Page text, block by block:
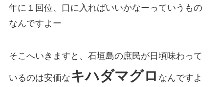
年に１回位、口に入ればいいかなーっていうもの
なんですよー
そこへいきますと、石垣島の庶民が日頃味わって
いるのは安価なキハダマグロ なんですよ